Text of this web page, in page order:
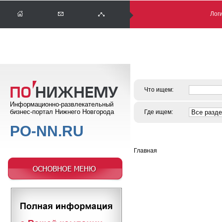
Что ищем:
Где ищем:
Главная
Информационно-развлекательный
бизнес-портал Нижнего Новгорода
PO-NN.RU